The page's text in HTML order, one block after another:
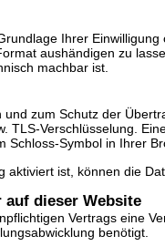
Ihrer
aushändigen zu
machbar ist.
zum Schutz der
TLS-Verschlüsselung.
Schloss-Symbol in Ihrer
aktiviert ist, können die
auf dieser Website
Vertrags eine
benötigt.